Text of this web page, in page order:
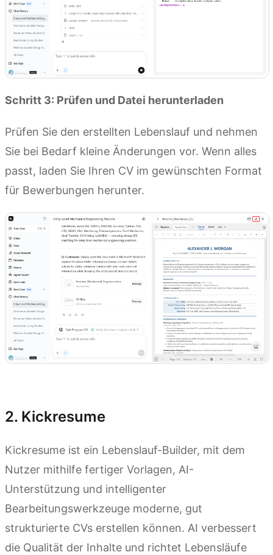
Schritt 3: Prüfen und Datei herunterladen
Prüfen Sie den erstellten Lebenslauf und nehmen
Sie bei Bedarf kleine Änderungen vor. Wenn alles
passt, laden Sie Ihren CV im gewünschten Format
für Bewerbungen herunter.
2. Kickresume
Kickresume ist ein Lebenslauf-Builder, mit dem
Nutzer mithilfe fertiger Vorlagen, AI-
Unterstützung und intelligenter
Bearbeitungswerkzeuge moderne, gut
strukturierte CVs erstellen können. AI verbessert
die Qualität der Inhalte und richtet Lebensläufe